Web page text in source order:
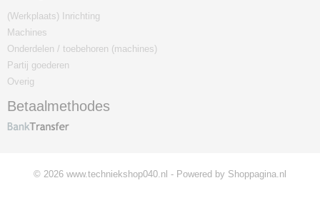
(Werkplaats) Inrichting
Machines
Onderdelen / toebehoren (machines)
Partij goederen
Overig
Betaalmethodes
© 2026 www.techniekshop040.nl - Powered by Shoppagina.nl